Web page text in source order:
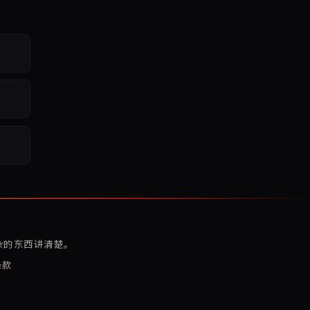
东西讲清楚。